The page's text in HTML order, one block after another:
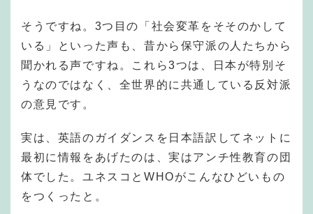
そうですね。3つ目の「社会変革をそそのかして
いる」といった声も、昔から保守派の人たちから
聞かれる声ですね。これら3つは、日本が特別そ
うなのではなく、全世界的に共通している反対派
の意見です。
実は、英語のガイダンスを日本語訳してネットに
最初に情報をあげたのは、実はアンチ性教育の団
体でした。ユネスコとWHOがこんなひどいもの
をつくったと。